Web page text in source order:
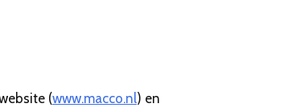
(www.macco.nl) en